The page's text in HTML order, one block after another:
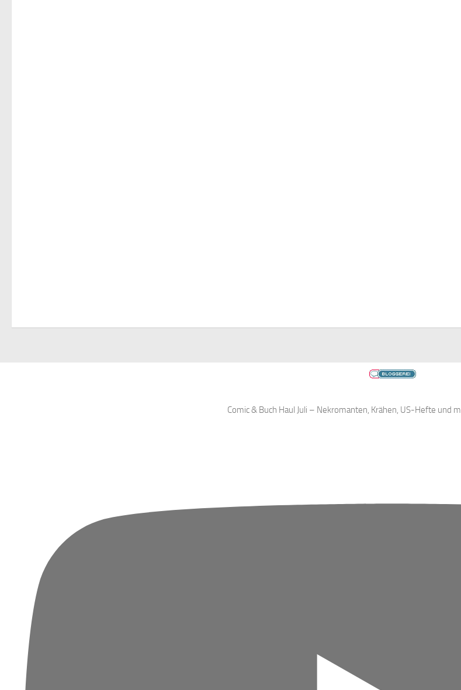
Comic & Buch Haul Juli – Nekromanten, Krähen, US-Hefte und